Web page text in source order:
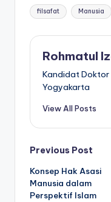
Tags:
filsafat Manusia
Rohmatul
Kandidat Doktor
Yogyakarta
View All Posts
Post
Previous Post
Konsep Hak Asasi
Manusia dalam
Perspektif Islam